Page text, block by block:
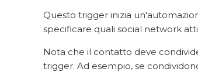
Questo trigger inizia
specificare quali social network
Nota che il contatto deve
trigger. Ad esempio, se